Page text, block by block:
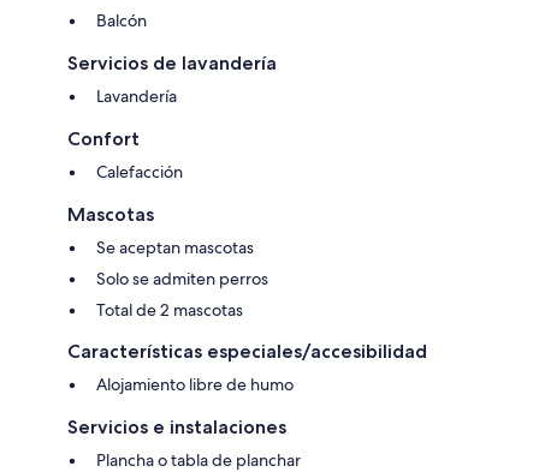
Balcón
Servicios de lavandería
Lavandería
Confort
Calefacción
Mascotas
Se aceptan mascotas
Solo se admiten perros
Total de 2 mascotas
Características especiales/accesibilidad
Alojamiento libre de humo
Servicios e instalaciones
Plancha o tabla de planchar